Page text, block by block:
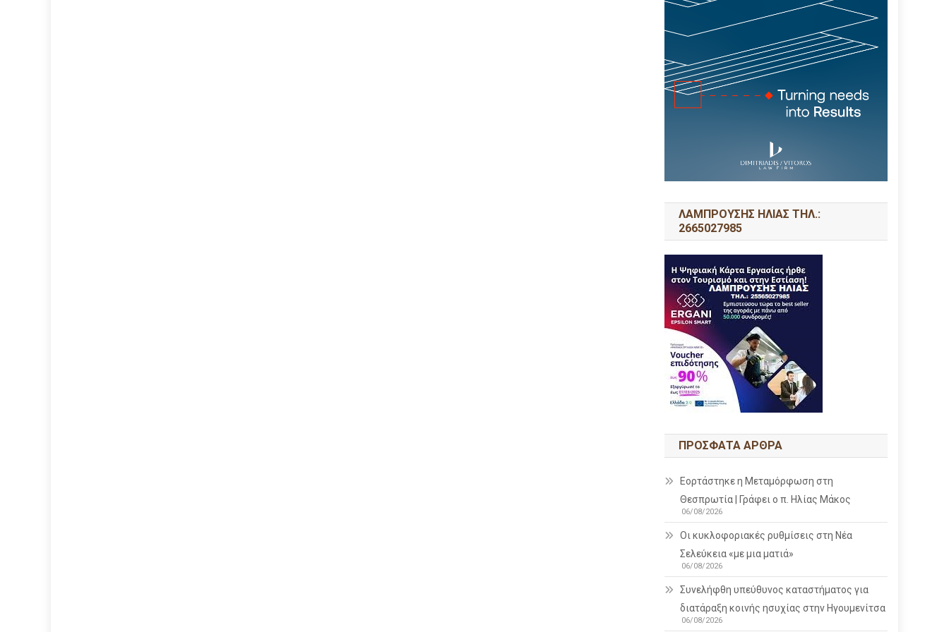
ΛΑΜΠΡΟΥΣΗΣ ΗΛΙΑΣ ΤΗΛ.:
2665027985
ΠΡΌΣΦΑΤΑ ΆΡΘΡΑ
Εορτάστηκε η Μεταμόρφωση στη
Θεσπρωτία | Γράφει ο π. Ηλίας Μάκος
06/08/2026
Οι κυκλοφοριακές ρυθμίσεις στη Νέα
Σελεύκεια «με μια ματιά»
06/08/2026
Συνελήφθη υπεύθυνος καταστήματος για
διατάραξη κοινής ησυχίας στην Ηγουμενίτσα
06/08/2026